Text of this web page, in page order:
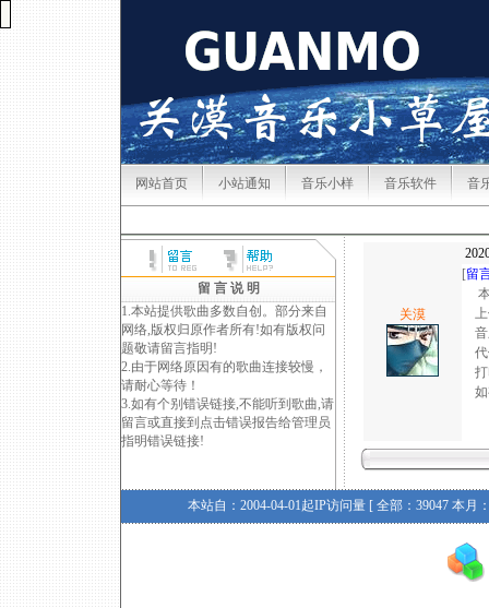
网站首页 小站通知 音乐小样 音乐软件 音
留 言 说 明
1.本站提供歌曲多数自创。部分来自
网络,版权归原作者所有!如有版权问
题敬请留言指明!
2.由于网络原因有的歌曲连接较慢，
请耐心等待！
3.如有个别错误链接,不能听到歌曲,请
留言或直接到点击错误报告给管理员
指明错误链接!
关漠
[留
本
上
音
代
打
如
本站自：2004-04-01起IP访问量 [ 全部：39047 本月